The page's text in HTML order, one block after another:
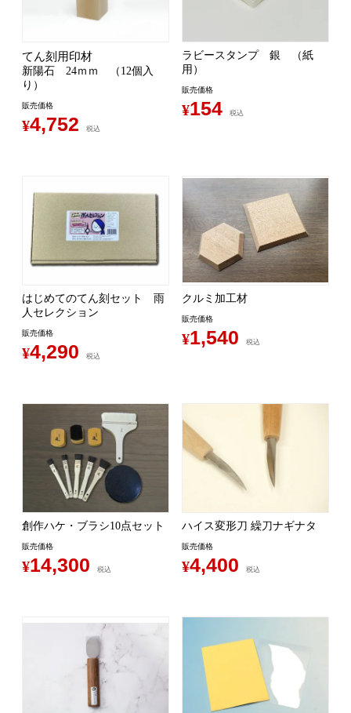
てん刻用印材
新陽石 24ｍｍ （12個入
り）
販売価格
¥4,752 税込
ラビースタンプ 銀 （紙
用）
販売価格
¥154 税込
はじめてのてん刻セット 雨
人セレクション
販売価格
¥4,290 税込
クルミ加工材
販売価格
¥1,540 税込
創作ハケ・ブラシ10点セット
販売価格
¥14,300 税込
ハイス変形刀 繰刀ナギナタ
販売価格
¥4,400 税込